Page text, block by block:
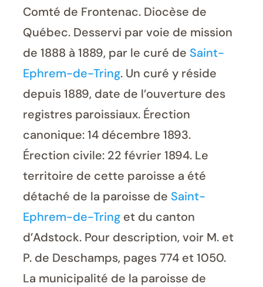
Comté de Frontenac. Diocèse de
Québec. Desservi par voie de mission
de 1888 à 1889, par le curé de Saint-
Ephrem-de-Tring. Un curé y réside
depuis 1889, date de l’ouverture des
registres paroissiaux. Érection
canonique: 14 décembre 1893.
Érection civile: 22 février 1894. Le
territoire de cette paroisse a été
détaché de la paroisse de Saint-
Ephrem-de-Tring et du canton
d’Adstock. Pour description, voir M. et
P. de Deschamps, pages 774 et 1050.
La municipalité de la paroisse de